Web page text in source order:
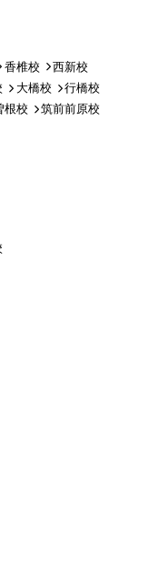
香椎校
西新校
大橋校
行橋校
根校
筑前前原校